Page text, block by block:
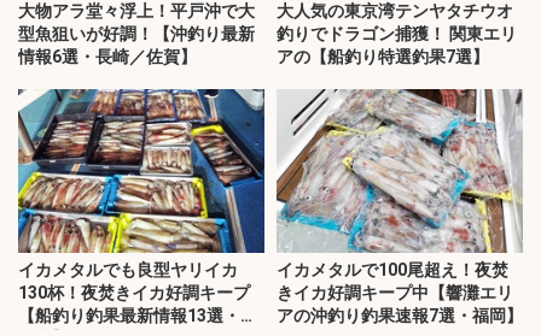
大物アラ堂々浮上！平戸沖で大
型魚狙いが好調！【沖釣り最新
情報6選・長崎／佐賀】
大人気の東京湾テンヤタチウオ
釣りでドラゴン捕獲！ 関東エリ
アの【船釣り特選釣果7選】
イカメタルでも良型ヤリイカ
130杯！夜焚きイカ好調キープ
【船釣り釣果最新情報13選・玄
イカメタルで100尾超え！夜焚
きイカ好調キープ中【響灘エリ
アの沖釣り釣果速報7選・福岡】